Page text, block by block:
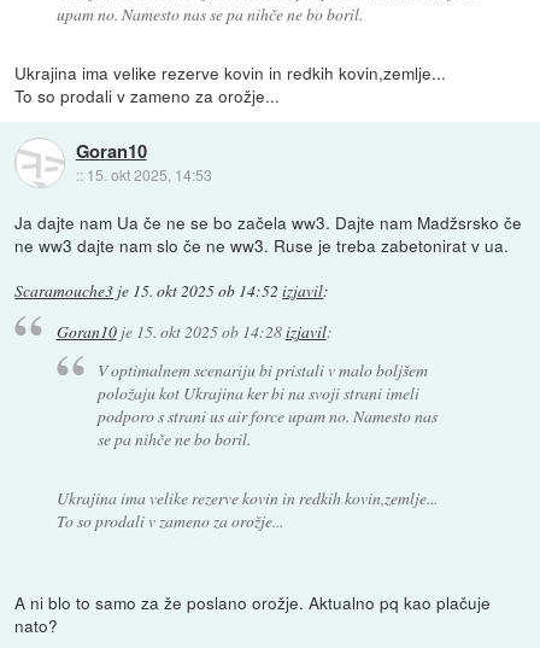
upam no. Namesto nas se pa nihče ne bo boril.
Ukrajina ima velike rezerve kovin in redkih kovin,zemlje...
To so prodali v zameno za orožje...
Goran10
:: 15. okt 2025, 14:53
Ja dajte nam Ua če ne se bo začela ww3. Dajte nam Madžsrsko če
ne ww3 dajte nam slo če ne ww3. Ruse je treba zabetonirat v ua.
Scaramouche3 je 15. okt 2025 ob 14:52 izjavil:
Goran10je 15. okt 2025 ob 14:28izjavil:
V optimalnem scenariju bi pristali v malo boljšem
položaju kot Ukrajina ker bi na svoji strani imeli
podporo s strani us air force upam no. Namesto nas
se pa nihče ne bo boril.
Ukrajina ima velike rezerve kovin in redkih kovin,zemlje...
To so prodali v zameno za orožje...
A ni blo to samo za že poslano orožje. Aktualno pq kao plačuje
nato?